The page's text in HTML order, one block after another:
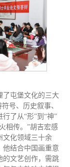
了屯堡文化的三大
号、历史叙事、
了从“形”到“神”
相传。”胡吉宏感
文化领域三十余
他结合中国画重意
的文艺创作，需跳